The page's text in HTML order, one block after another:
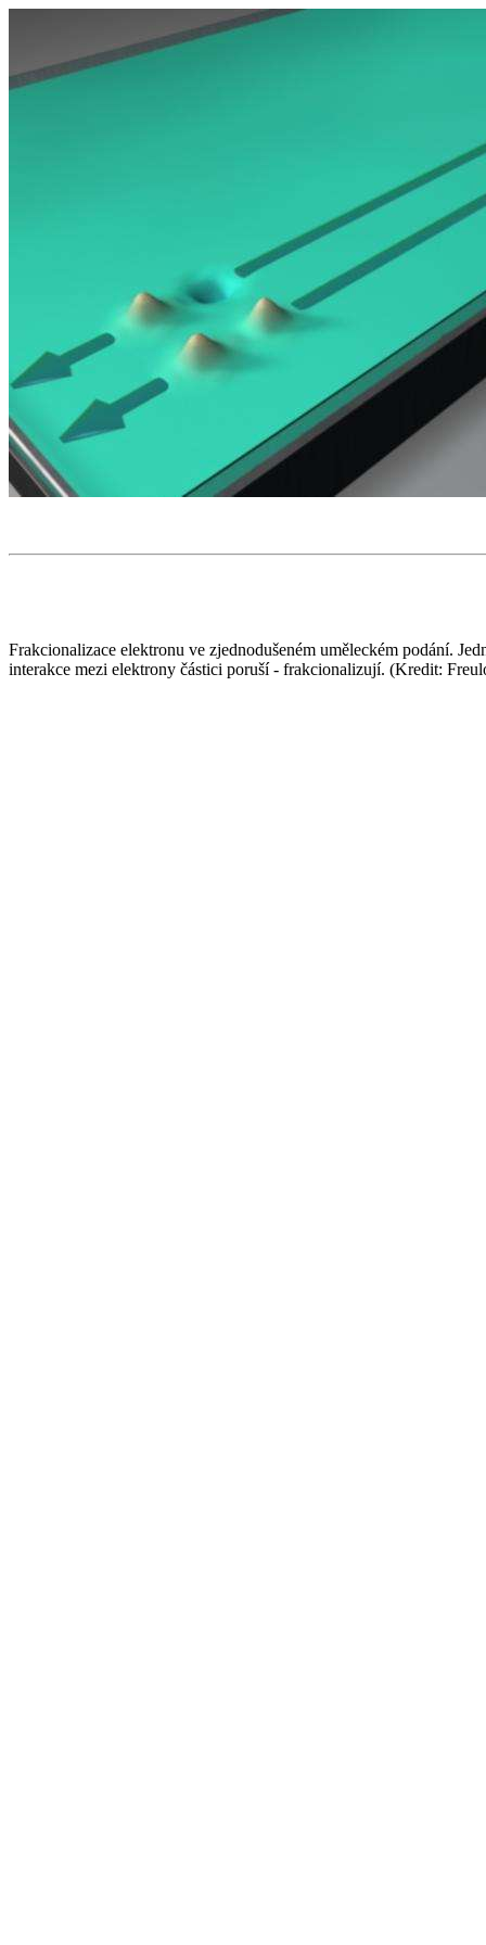
Frakcionalizace elektronu ve zjednodušeném uměleckém podání.
interakce mezi elektrony částici poruší - frakcionalizují. (Kredit: